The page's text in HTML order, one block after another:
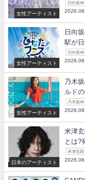
女性アーティスト
日向坂46
女性アーティスト
日向
駅が
日向坂46
女性アーティスト
乃木
ルド
乃木坂46
日本のアーティスト
米津
とは?
米津玄師